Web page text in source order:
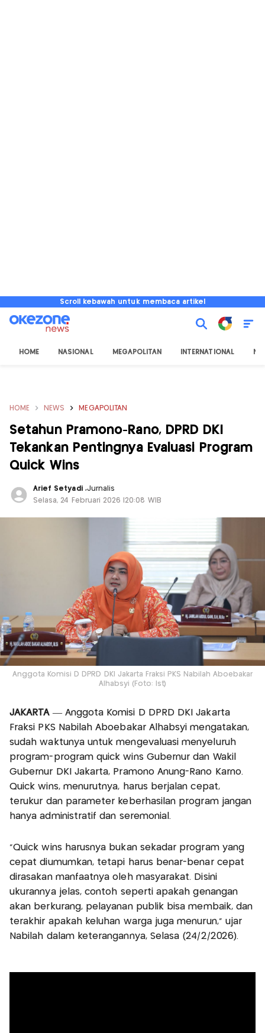
Scroll kebawah untuk membaca artikel
HOME NASIONAL MEGAPOLITAN INTERNATIONAL
HOME NEWS MEGAPOLITAN
Setahun Pramono-Rano, DPRD DKI
Tekankan Pentingnya Evaluasi Program
Quick Wins
Arief Setyadi ,Jurnalis
Selasa, 24 Februari 2026 |20:08 WIB
Anggota Komisi D DPRD DKI Jakarta Fraksi PKS Nabilah Aboebakar
Alhabsyi (Foto: Ist)
JAKARTA— Anggota Komisi D DPRD DKI Jakarta
Fraksi PKS Nabilah Aboebakar Alhabsyi mengatakan,
sudah waktunya untuk mengevaluasi menyeluruh
program-program quick wins Gubernur dan Wakil
Gubernur DKI Jakarta, Pramono Anung-Rano Karno.
Quick wins, menurutnya, harus berjalan cepat,
terukur dan parameter keberhasilan program jangan
hanya administratif dan seremonial.
“Quick wins harusnya bukan sekadar program yang
cepat diumumkan, tetapi harus benar-benar cepat
dirasakan manfaatnya oleh masyarakat. Disini
ukurannya jelas, contoh seperti apakah genangan
akan berkurang, pelayanan publik bisa membaik, dan
terakhir apakah keluhan warga juga menurun,” ujar
Nabilah dalam keterangannya, Selasa (24/2/2026).